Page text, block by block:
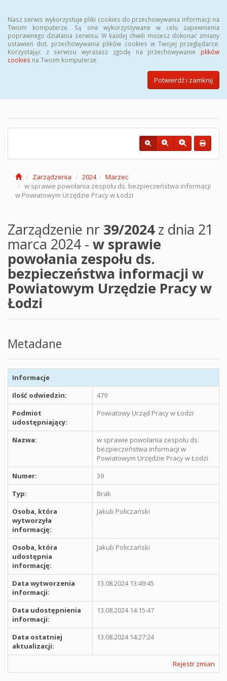
Nasz serwis wykorzystuje pliki cookies do przechowywania informacji na
Twoim komputerze. Są one wykorzystywane w celu zapewnienia
poprawnego działania serwisu. W każdej chwili możesz dokonać zmiany
ustawień dot. przechowywania plików cookies w Twojej przeglądarce.
Korzystając z serwisu wyrażasz zgodę na przechowywanie plików
cookies na Twoim komputerze.
Potwierdź i zamknij
Biuletyn Informacji Publicznej
Powiatowego Urzędu Pracy w
Zarządzenia 2024
Marzec
w sprawie powołania zespołu ds. bezpieczeństwa informacji
w Powiatowym Urzędzie Pracy w Łodzi
Zarządzenie nr 39/2024z dnia 21
marca 2024 - w sprawie
powołania zespołu ds.
bezpieczeństwa informacji w
Powiatowym Urzędzie Pracy w
Łodzi
Metadane
Informacje
Ilość odwiedzin:
479
Podmiot
udostępniający:
Powiatowy Urząd Pracy w Łodzi
Nazwa:
w sprawie powołania zespołu ds.
bezpieczeństwa informacji w
Powiatowym Urzędzie Pracy w Łodzi
Numer:
39
Typ:
Brak
Osoba, która
wytworzyła
informację:
Jakub Policzański
Osoba, która
udostępnia
informację:
Jakub Policzański
Data wytworzenia
informacji:
13.08.2024 13:49:45
Data udostępnienia
informacji:
13.08.2024 14:15:47
Data ostatniej
aktualizacji:
13.08.2024 14:27:24
Rejestr zmian